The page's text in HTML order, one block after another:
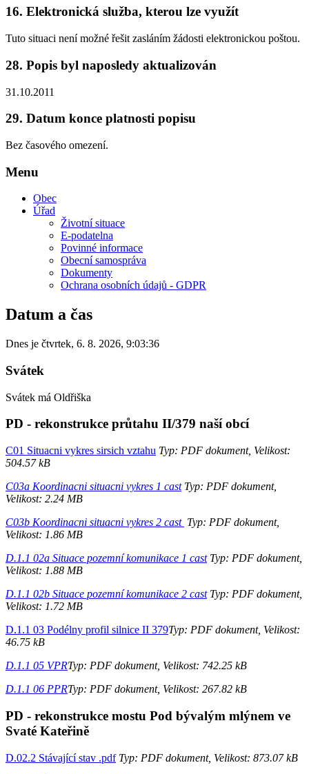
16. Elektronická služba, kterou lze využít
Tuto situaci není možné řešit zasláním žádosti elektronickou poštou.
28. Popis byl naposledy aktualizován
31.10.2011
29. Datum konce platnosti popisu
Bez časového omezení.
Menu
Obec
Úřad
Životní situace
E-podatelna
Povinné informace
Obecní samospráva
Dokumenty
Ochrana osobních údajů - GDPR
Datum a čas
Dnes je čtvrtek, 6. 8. 2026, 9:03:36
Svátek
Svátek má Oldřiška
PD - rekonstrukce průtahu II/379 naší obcí
C01 Situacni vykres sirsich vztahu Typ: PDF dokument, Velikost:
504.57 kB
C03a Koordinacni situacni vykres 1 castTyp: PDF dokument,
Velikost: 2.24 MB
C03b Koordinacni situacni vykres 2 cast Typ: PDF dokument,
Velikost: 1.86 MB
D.1.1 02a Situace pozemní komunikace 1 castTyp: PDF dokument,
Velikost: 1.88 MB
D.1.1 02b Situace pozemní komunikace 2 castTyp: PDF dokument,
Velikost: 1.72 MB
D.1.1 03 Podélny profil silnice II 379Typ: PDF dokument, Velikost:
46.75 kB
D.1.1 05 VPRTyp: PDF dokument, Velikost: 742.25 kB
D.1.1 06 PPRTyp: PDF dokument, Velikost: 267.82 kB
PD - rekonstrukce mostu Pod bývalým mlýnem ve
Svaté Kateřině
D.02.2 Stávající stav .pdfTyp: PDF dokument, Velikost: 873.07 kB